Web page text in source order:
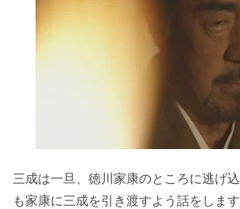
三成は一旦、徳川家康のところに逃げ
も家康に三成を引き渡すよう話をしま